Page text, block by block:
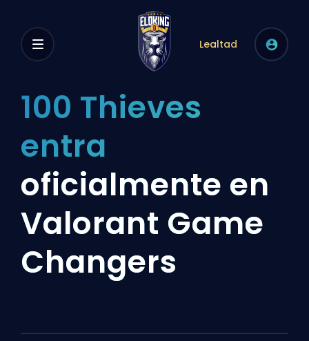
Lealtad
100 Thieves
entra
oficialmente en
Valorant Game
Changers